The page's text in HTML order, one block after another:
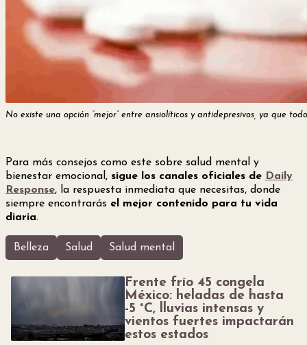
No existe una opción “mejor” entre ansiolíticos y antidepresivos, ya que
Para más consejos como este sobre salud mental y
bienestar emocional, sigue los canales oficiales de Daily
Response, la respuesta inmediata que necesitas, donde
siempre encontrarás el mejor contenido para tu vida
diaria.
Belleza Salud Salud mental
Frente frío 45 congela
México: heladas de hasta
-5 °C, lluvias intensas y
vientos fuertes impactarán
estos estados